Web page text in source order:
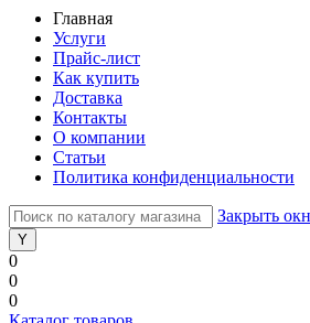
Главная
Услуги
Прайс-лист
Как купить
Доставка
Контакты
О компании
Статьи
Политика конфиденциальности
Закрыть
0
0
0